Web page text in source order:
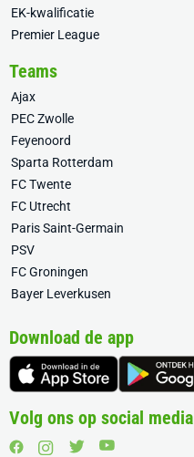
EK-kwalificatie
Premier League
Teams
Ajax
PEC Zwolle
Feyenoord
Sparta Rotterdam
FC Twente
FC Utrecht
Paris Saint-Germain
PSV
FC Groningen
Bayer Leverkusen
Download de app
Volg ons op social media